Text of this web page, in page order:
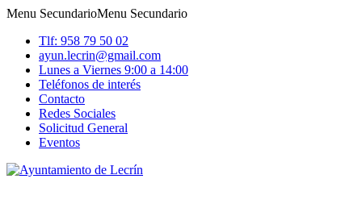
Menu SecundarioMenu Secundario
Tlf: 958 79 50 02
ayun.lecrin@gmail.com
Lunes a Viernes 9:00 a 14:00
Teléfonos de interés
Contacto
Redes Sociales
Solicitud General
Eventos